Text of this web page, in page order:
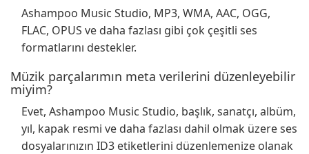
Ashampoo Music Studio, MP3, WMA, AAC, OGG,
FLAC, OPUS ve daha fazlası gibi çok çeşitli ses
formatlarını destekler.
Müzik parçalarımın meta verilerini düzenleyebilir
miyim?
Evet, Ashampoo Music Studio, başlık, sanatçı, albüm,
yıl, kapak resmi ve daha fazlası dahil olmak üzere ses
dosyalarınızın ID3 etiketlerini düzenlemenize olanak